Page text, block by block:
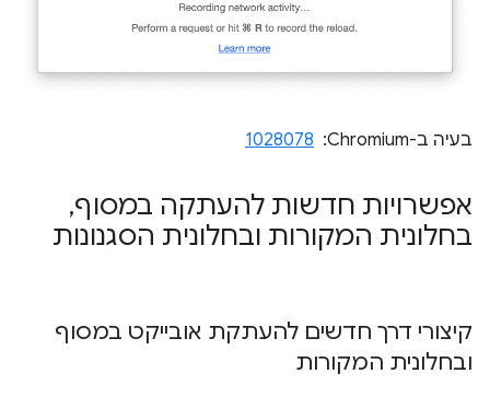
בעיה ב-Chromium: ‏ 1028078
אפשרויות חדשות להעתקה במסוף,
בחלונית המקורות ובחלונית הסגנונות
קיצורי דרך חדשים להעתקת אובייקט במסוף
ובחלונית המקורות